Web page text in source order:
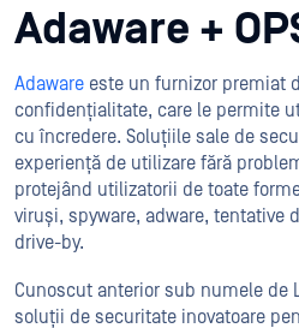
Adaware +
Adaware este un furnizor premiat
confidențialitate, care le permite
cu încredere. Soluțiile sale de
experiență de utilizare fără
protejând utilizatorii de toate
viruși, spyware, adware, tentative
drive-by.
Cunoscut anterior sub numele de
soluții de securitate inovatoare